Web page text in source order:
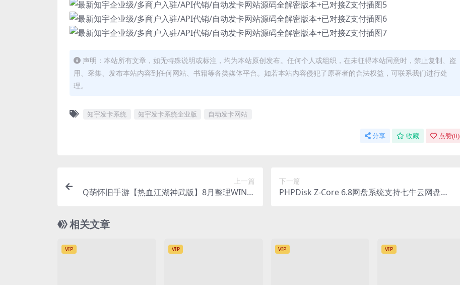
声明：本站所有文章，如无特殊说明或标注，均为本站原创发布。任何个人或组织，在未征得本站同意时，禁止复制、盗
用、采集、发布本站内容到任何网站、书籍等各类媒体平台。如若本站内容侵犯了原著者的合法权益，可联系我们进行处
理。
知宇发卡系统 知宇发卡系统企业版 自动发卡网站
分享 收藏 点赞(0)
上一篇
Q萌怀旧手游【热血江湖神武版】8月整理WIN一
下一篇
PHPDisk Z-Core 6.8网盘系统支持七牛云网盘程
相关文章
VIP VIP VIP VIP